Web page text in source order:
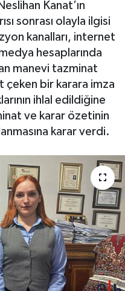
Kanat’ın
sonrası olayla ilgisi
kanalları, internet
hesaplarında
manevi tazminat
çeken bir karara imza
ihlal edildiğine
ve karar özetinin
karar verdi.